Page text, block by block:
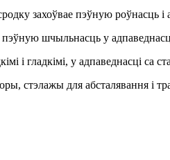
захоўвае пэўную роўнасць
шчыльнасць у
і гладкімі, у адпаведнасці са
стэлажы для абсталявання і